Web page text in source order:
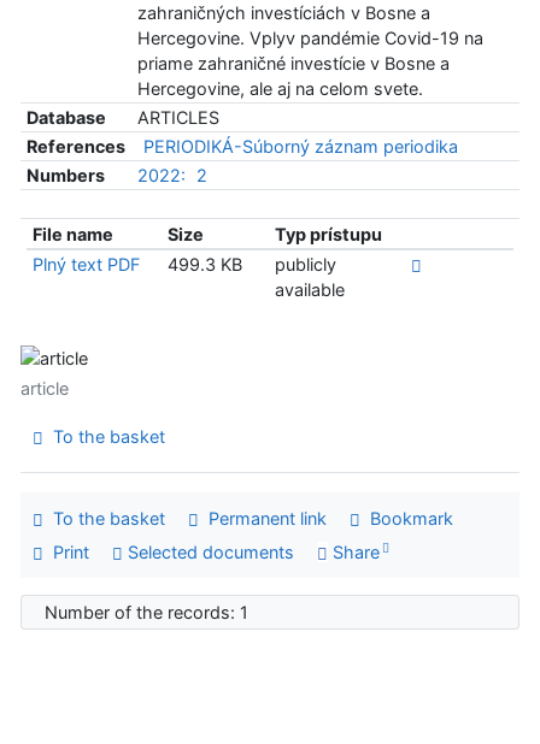
zahraničných investíciách v Bosne a
Hercegovine. Vplyv pandémie Covid-19 na
priame zahraničné investície v Bosne a
Hercegovine, ale aj na celom svete.
Database
ARTICLES
References
PERIODIKÁ-Súborný záznam periodika
Numbers
2022: 2
File name Size
Typ prístupu
Plný text PDF
499.3 KB
publicly
available
article
To the basket
To the basket Permanent link
Bookmark
Print
Selected documents Share
Number of the records: 1